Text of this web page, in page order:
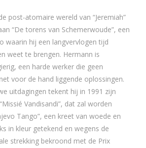
post-atomaire wereld van “Jeremiah”
“De torens van Schemerwoude”, een
waarin hij een langvervlogen tijd
weet te brengen. Hermann is
een harde werker die geen
voor de hand liggende oplossingen.
uitdagingen tekent hij in 1991 zijn
Vandisandi”, dat zal worden
Tango”, een kreet van woede en
in kleur getekend en wegens de
strekking bekroond met de Prix